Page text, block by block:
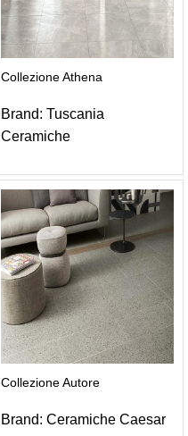
Collezione Athena
Brand: Tuscania
Ceramiche
Collezione Autore
Brand: Ceramiche Caesar